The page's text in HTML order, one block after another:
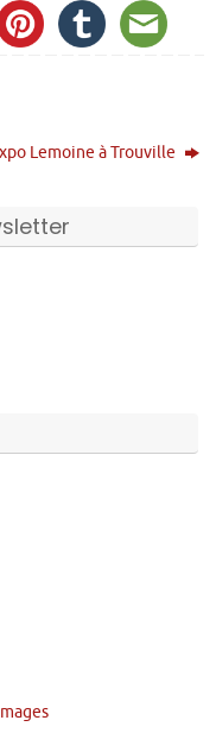
Lemoine à Trouville